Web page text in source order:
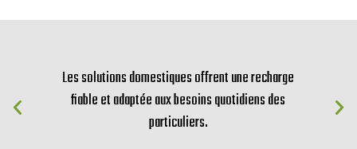
Les solutions domestiques offrent une recharge
fiable et adaptée aux besoins quotidiens des
particuliers.